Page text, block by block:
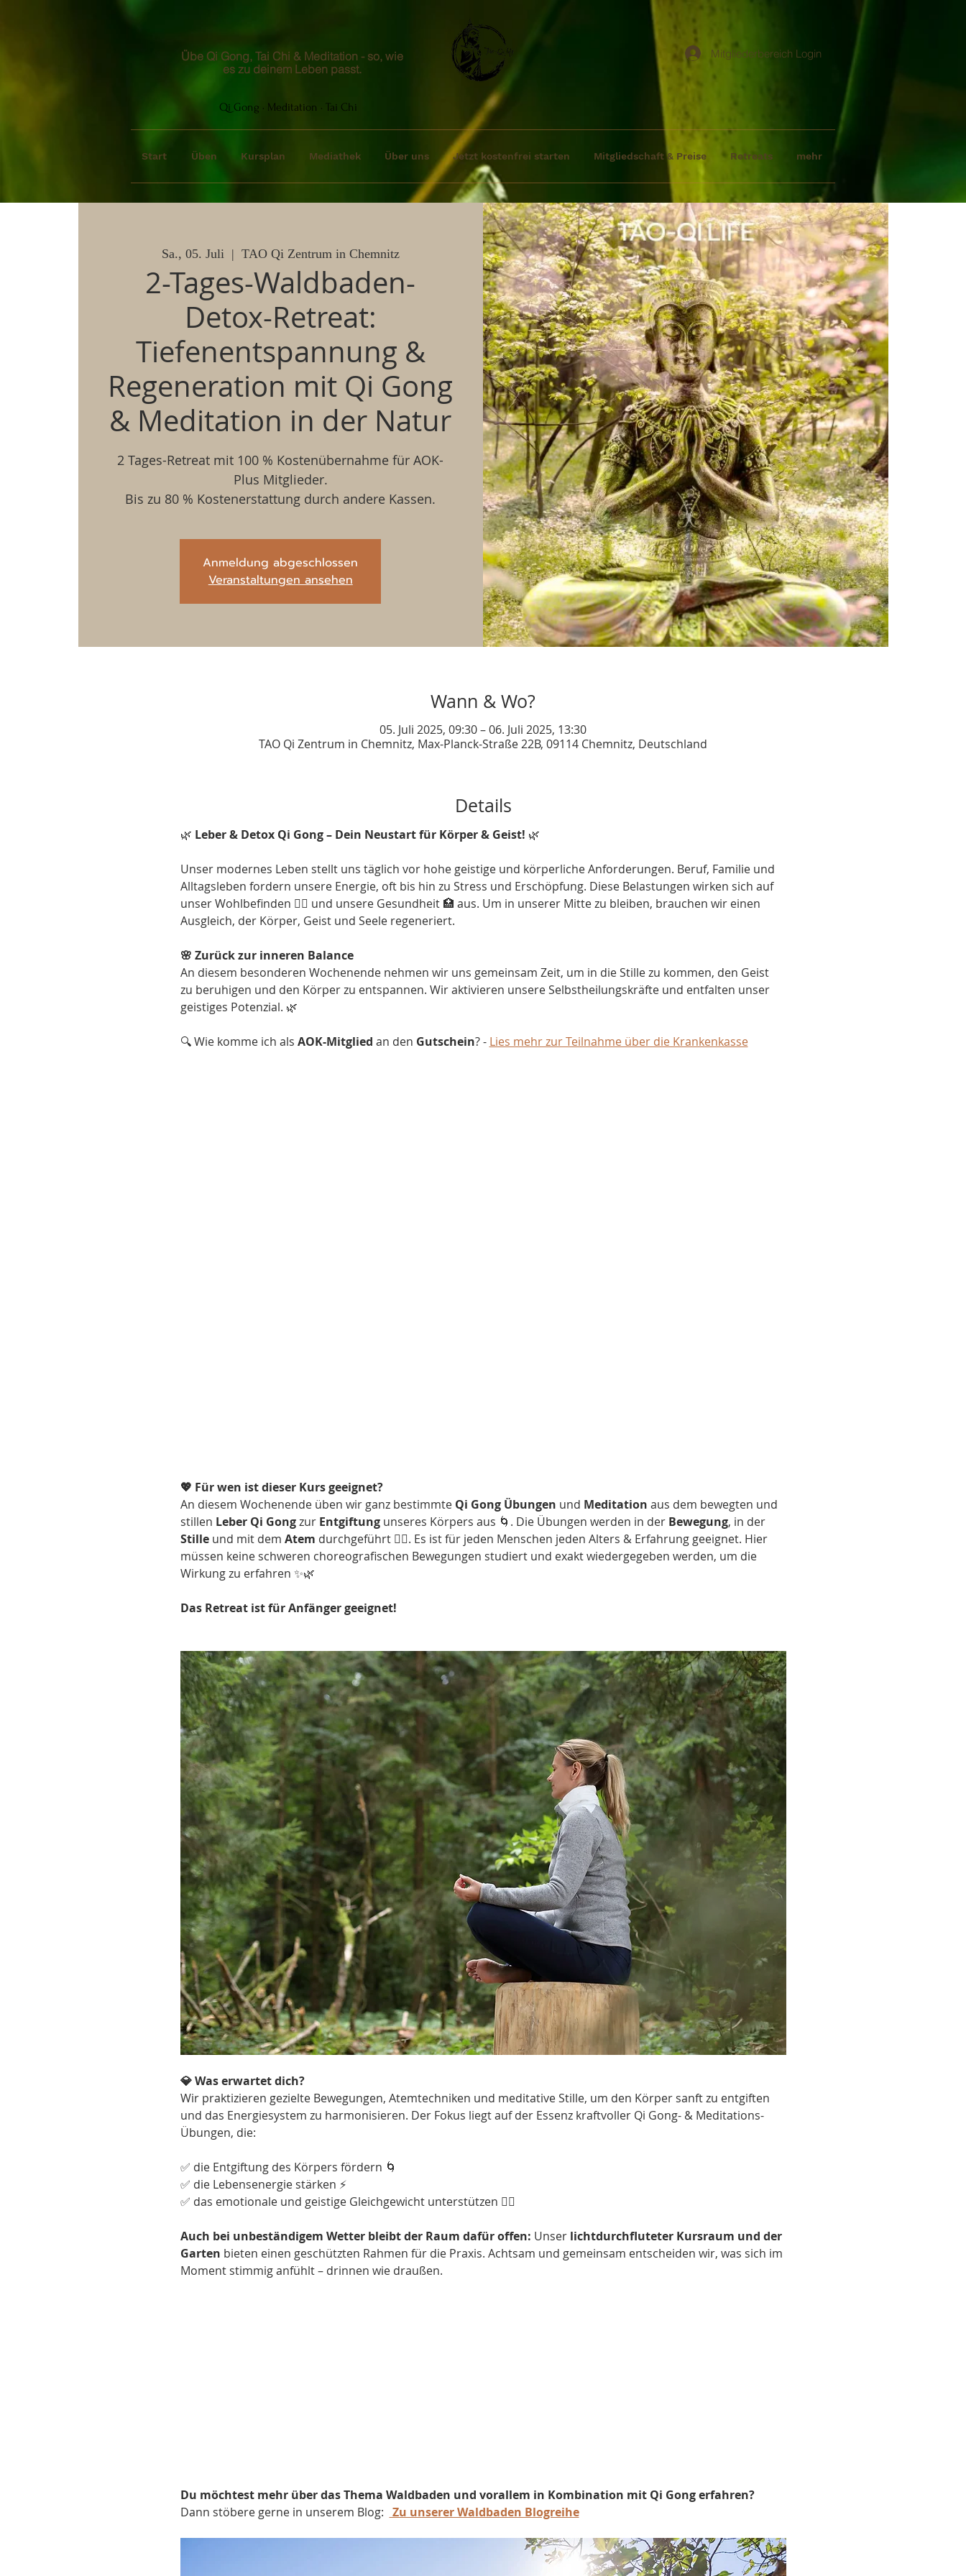
Übe Qi Gong, Tai Chi & Meditation - so, wie
es zu deinem Leben passt.
Mitgliederbereich Login
Qi Gong · Meditation · Tai Chi
Start Üben Kursplan Mediathek Über uns Jetzt kostenfrei starten Mitgliedschaft & Preise Retreats mehr
Sa., 05. Juli
  |
TAO Qi Zentrum in Chemnitz
2-Tages-Waldbaden-
Detox-Retreat:
Tiefenentspannung &
Regeneration mit Qi Gong
& Meditation in der Natur
2 Tages-Retreat mit 100 % Kostenübernahme für AOK-
Plus Mitglieder.
Bis zu 80 % Kostenerstattung durch andere Kassen.
Anmeldung abgeschlossen
Veranstaltungen ansehen
Wann & Wo?
05. Juli 2025, 09:30 – 06. Juli 2025, 13:30
TAO Qi Zentrum in Chemnitz, Max-Planck-Straße 22B, 09114 Chemnitz, Deutschland
Details
🌿 Leber & Detox Qi Gong – Dein Neustart für Körper & Geist! 🌿
Unser modernes Leben stellt uns täglich vor hohe geistige und körperliche Anforderungen. Beruf, Familie und
Alltagsleben fordern unsere Energie, oft bis hin zu Stress und Erschöpfung. Diese Belastungen wirken sich auf
unser Wohlbefinden 🧘‍♂️ und unsere Gesundheit 🏥 aus. Um in unserer Mitte zu bleiben, brauchen wir einen
Ausgleich, der Körper, Geist und Seele regeneriert.
🌸 Zurück zur inneren Balance
An diesem besonderen Wochenende nehmen wir uns gemeinsam Zeit, um in die Stille zu kommen, den Geist
zu beruhigen und den Körper zu entspannen. Wir aktivieren unsere Selbstheilungskräfte und entfalten unser
geistiges Potenzial. 🌿
🔍 Wie komme ich als AOK-Mitglied an den Gutschein? - Lies mehr zur Teilnahme über die Krankenkasse
💖 Für wen ist dieser Kurs geeignet?
An diesem Wochenende üben wir ganz bestimmte Qi Gong Übungen und Meditation aus dem bewegten und
stillen Leber Qi Gong zur Entgiftung unseres Körpers aus 🌀. Die Übungen werden in der Bewegung, in der
Stille und mit dem Atem durchgeführt 🧘‍♀️. Es ist für jeden Menschen jeden Alters & Erfahrung geeignet. Hier
müssen keine schweren choreografischen Bewegungen studiert und exakt wiedergegeben werden, um die
Wirkung zu erfahren ✨🌿
Das Retreat ist für Anfänger geeignet!
💎 Was erwartet dich?
Wir praktizieren gezielte Bewegungen, Atemtechniken und meditative Stille, um den Körper sanft zu entgiften
und das Energiesystem zu harmonisieren. Der Fokus liegt auf der Essenz kraftvoller Qi Gong- & Meditations-
Übungen, die:
✅ die Entgiftung des Körpers fördern 🌀
✅ die Lebensenergie stärken ⚡
✅ das emotionale und geistige Gleichgewicht unterstützen 🧘‍♀️
Auch bei unbeständigem Wetter bleibt der Raum dafür offen: Unser lichtdurchfluteter Kursraum und der
Garten bieten einen geschützten Rahmen für die Praxis. Achtsam und gemeinsam entscheiden wir, was sich im
Moment stimmig anfühlt – drinnen wie draußen.
Du möchtest mehr über das Thema Waldbaden und vorallem in Kombination mit Qi Gong erfahren?
Dann stöbere gerne in unserem Blog: Zu unserer Waldbaden Blogreihe